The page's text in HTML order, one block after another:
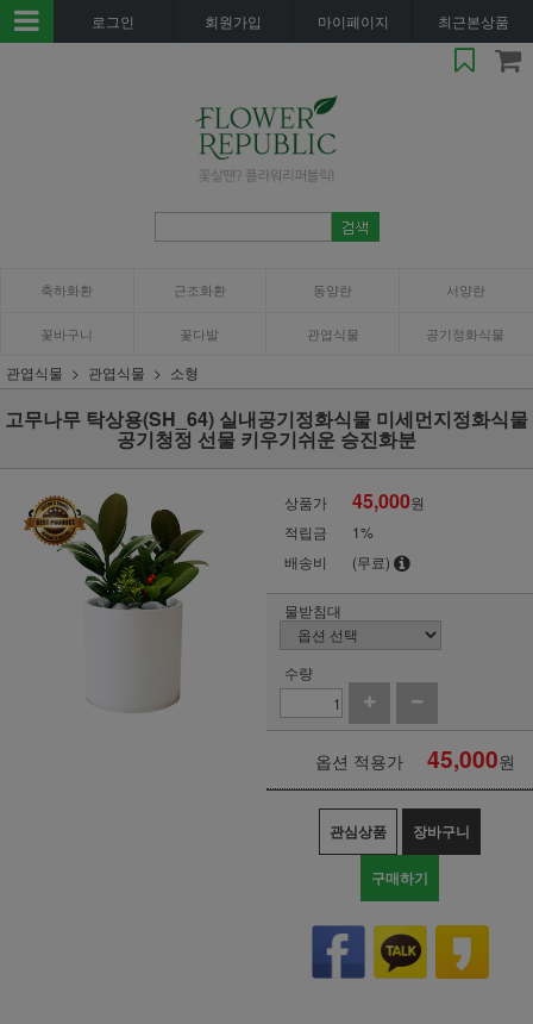
로그인 회원가입 마이페이지 최근본상품
축하화환 근조화환 동양란 서양란
꽃바구니 꽃다발 관엽식물 공기정화식물
관엽식물 관엽식물 소형
고무나무 탁상용(SH_64) 실내공기정화식물 미세먼지정화식물
공기청정 선물 키우기쉬운 승진화분
상품가 45,000원
적립금
1%
배송비
(무료)
물받침대
수량
옵션 적용가 45,000원
관심상품 장바구니
구매하기